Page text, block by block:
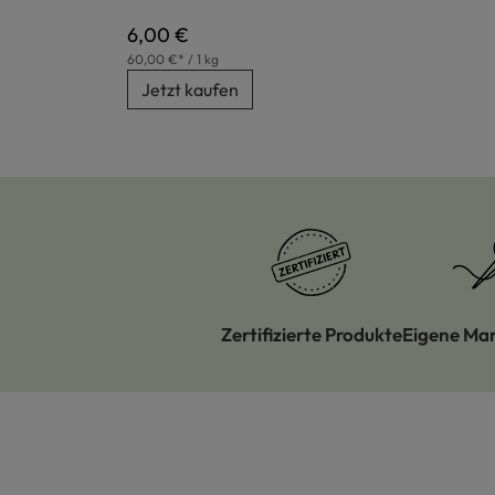
Regulärer Preis:
6,00 €
60,00 €* / 1 kg
Jetzt kaufen
Zertifizierte ProdukteEigene